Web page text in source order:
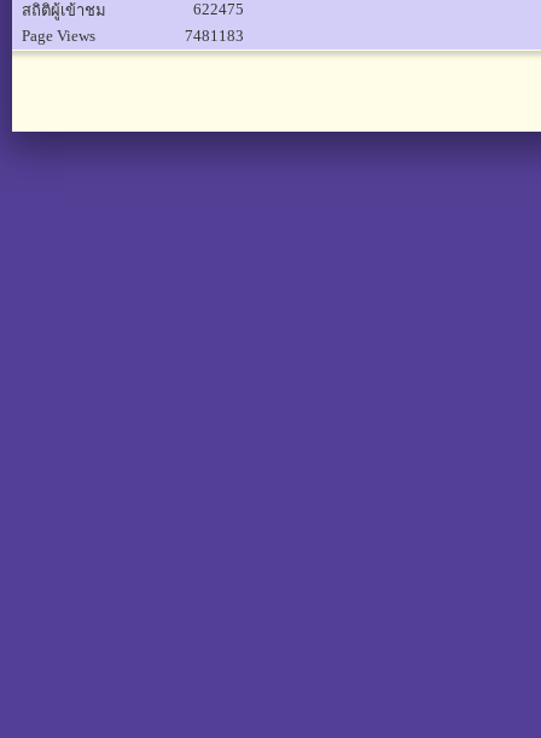
สถิติผู้เข้าชม
622475
Page Views
7481183